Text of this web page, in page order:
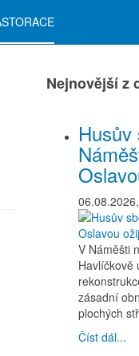
Nejnovější z
V Náměšti
Havlíčkově
zásadní
plochých
Číst dál...